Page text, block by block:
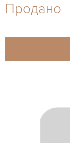
27-44
Продано